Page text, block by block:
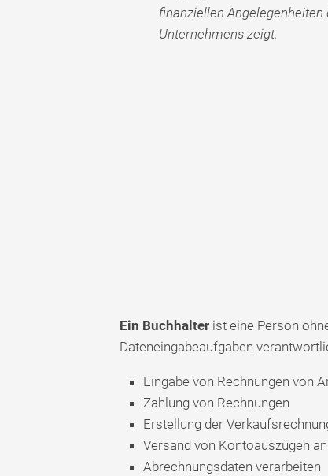
finanziellen
Unternehmens zeigt.
Ein Buchhalterist eine Person
Dateneingabeaufgaben
Eingabe von Rechnungen von
Zahlung von Rechnungen
Erstellung der
Versand von Kontoauszügen
Abrechnungsdaten verarbeiten